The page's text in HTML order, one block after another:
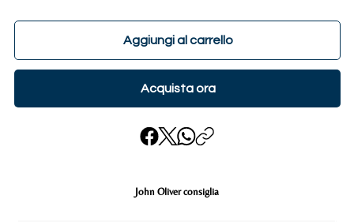
Aggiungi al carrello
Acquista ora
John Oliver consiglia